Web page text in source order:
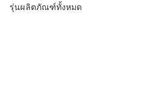
รุ่นผลิตภัณฑ์ทั้งหมด